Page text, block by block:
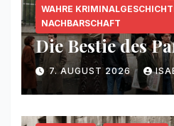
WAHRE
NACHBARSCHAFT
Die Bestie des
7. AUGUST 2026